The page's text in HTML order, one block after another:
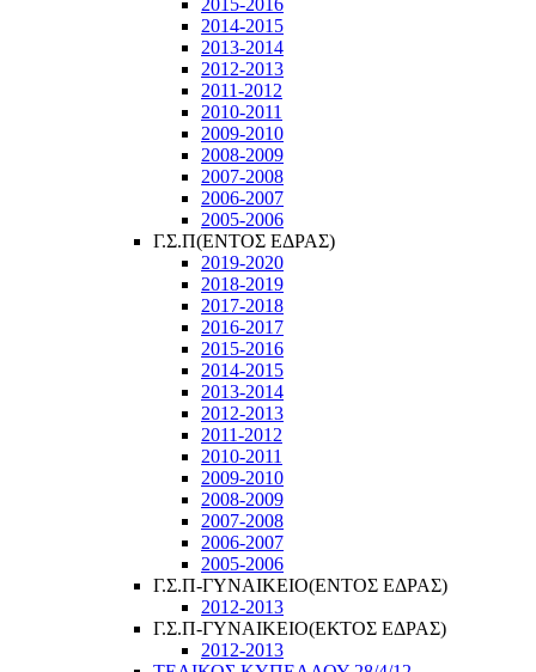
2015-2016
2014-2015
2013-2014
2012-2013
2011-2012
2010-2011
2009-2010
2008-2009
2007-2008
2006-2007
2005-2006
Γ.Σ.Π(ΕΝΤΟΣ ΕΔΡΑΣ)
2019-2020
2018-2019
2017-2018
2016-2017
2015-2016
2014-2015
2013-2014
2012-2013
2011-2012
2010-2011
2009-2010
2008-2009
2007-2008
2006-2007
2005-2006
Γ.Σ.Π-ΓΥΝΑΙΚΕΙΟ(ΕΝΤΟΣ ΕΔΡΑΣ)
2012-2013
Γ.Σ.Π-ΓΥΝΑΙΚΕΙΟ(ΕΚΤΟΣ ΕΔΡΑΣ)
2012-2013